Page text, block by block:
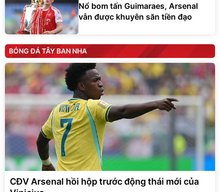
Nổ bom tấn Guimaraes, Arsenal
vẫn được khuyên săn tiền đạo
BÓNG ĐÁ TÂY BAN NHA
CĐV Arsenal hồi hộp trước động thái mới của